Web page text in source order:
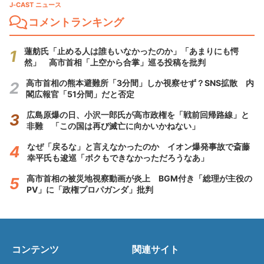
J-CAST ニュース
コメントランキング
蓮舫氏「止める人は誰もいなかったのか」「あまりにも愕
然」 高市首相「上空から合掌」巡る投稿を批判
高市首相の熊本避難所「3分間」しか視察せず？SNS拡散 内
閣広報官「51分間」だと否定
広島原爆の日、小沢一郎氏が高市政権を「戦前回帰路線」と
非難 「この国は再び滅亡に向かいかねない」
なぜ「戻るな」と言えなかったのか イオン爆発事故で斎藤
幸平氏も逡巡「ボクもできなかっただろうなあ」
高市首相の被災地視察動画が炎上 BGM付き「総理が主役の
PV」に「政権プロパガンダ」批判
コンテンツ 関連サイト